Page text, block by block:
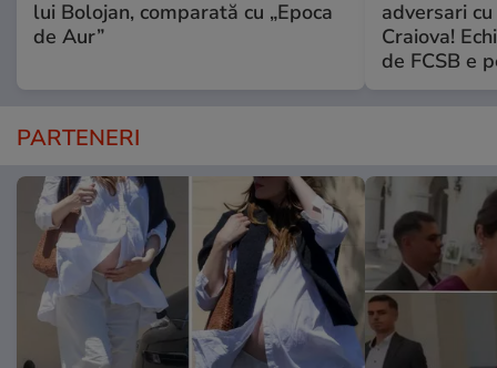
lui Bolojan, comparată cu „Epoca
de Aur”
adversari
Craiova!
de FCSB e
PARTENERI